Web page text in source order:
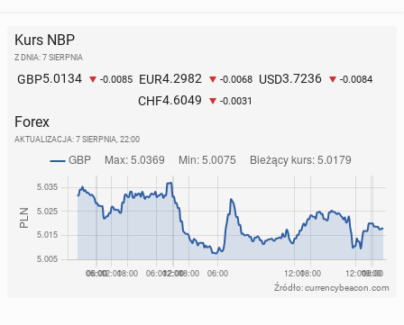
Kurs NBP
Z DNIA: 7 SIERPNIA
GBP5.0134 -0.0085 EUR4.2982 -0.0068 USD3.7236 -0.0084
CHF4.6049 -0.0031
Forex
AKTUALIZACJA: 7 SIERPNIA, 22:00
Źródło: currencybeacon.com